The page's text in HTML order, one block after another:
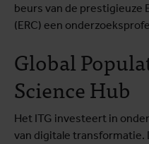
beurs van de prestigieuze
(ERC) een
Global
Science Hub
Het ITG investeert in
van digitale transformatie.